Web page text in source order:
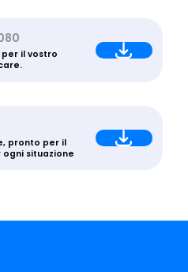
il vostro
pronto per il
situazione